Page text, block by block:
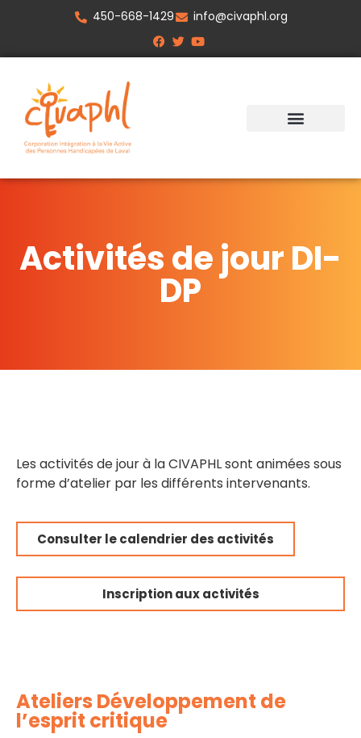
450-668-1429 info@civaphl.org
Activités de jour DI-
DP
Les activités de jour à la CIVAPHL sont animées sous
forme d’atelier par les différents intervenants.
Consulter le calendrier des activités
Inscription aux activités
Ateliers Développement de
l’esprit critique